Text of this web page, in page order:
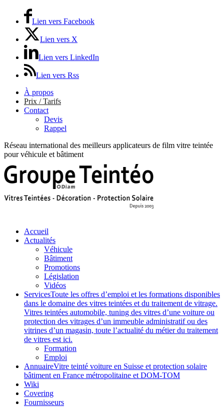
Lien vers Facebook
Lien vers X
Lien vers LinkedIn
Lien vers Rss
À propos
Prix / Tarifs
Contact
Devis
Rappel
Réseau international des meilleurs applicateurs de film vitre teintée
pour véhicule et bâtiment
Accueil
Actualités
Véhicule
Bâtiment
Promotions
Législation
Vidéos
ServicesToute les offres d’emploi et les formations disponibles
dans le domaine des vitres teintées et du traitement de vitrage.
Vitres teintées automobile, tuning des vitres d’une voiture ou
protection des vitrages d’un immeuble administratif ou des
vitrines d’un magasin, toute l’actualité du métier du traitement
de vitres est ici.
Formation
Emploi
AnnuaireVitre teinté voiture en Suisse et protection solaire
bâtiment en France métropolitaine et DOM-TOM
Wiki
Covering
Fournisseurs